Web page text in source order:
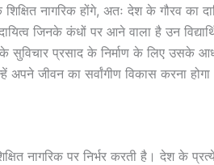
नागरिक होंगे, अतः देश के गौरव का
जिनके कंधों पर आने वाला है उन
सुविचार प्रसाद के निर्माण के लिए उसके
अपने जीवन का सर्वांगीण विकास करना
नागरिक पर निर्भर करती है। देश के